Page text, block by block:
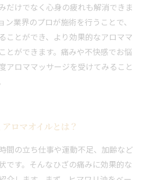
だけでなく心身の疲れも解消できま
ン業界のプロが施術を行うことで、
ことができ、より効果的なアロママ
とができます。痛みや不快感でお悩
アロママッサージを受けてみること
ロマオイルとは？
間の立ち仕事や運動不足、加齢など
です。そんなひざの痛みに効果的な